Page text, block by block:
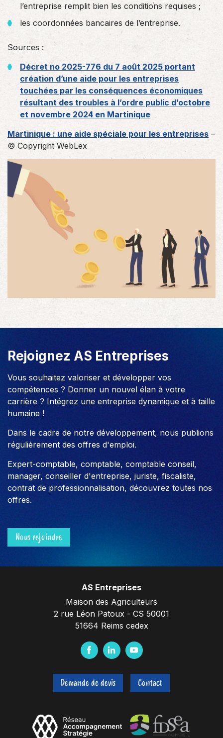
l’entreprise remplit bien les conditions requises ;
les coordonnées bancaires de l’entreprise.
Sources :
Décret no 2025-776 du 7 août 2025 portant
création d’une aide pour les entreprises
touchées par les conséquences économiques
résultant des troubles à l’ordre public d’octobre
et novembre 2024 en Martinique
Martinique : une aide spéciale pour les entreprises –
© Copyright WebLex
Rejoignez AS Entreprises
Vous souhaitez valoriser et développer vos
compétences ? Donner un nouvel élan à votre
carrière ? Intégrez une entreprise dynamique et à taille
humaine !
Dans le cadre de notre développement, nous publions
régulièrement des offres d'emploi.
Expert-comptable, comptable, comptable conseil,
manager, conseiller d'entreprise, juriste, fiscaliste,
contrat de professionnalisation, découvrez toutes nos
offres.
Nous rejoindre
AS Entreprises
Maison des Agriculteurs
2 rue Léon Patoux - CS 50001
51664 Reims cedex
F
c
e
o
L
n
k
I
Y
u
t
b
e
Demande de devis Contact